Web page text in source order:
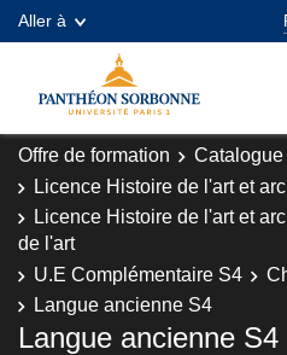
Aller à
Offre de formation
Licence Histoire de l'art et
Licence Histoire de l'art et
de l'art
U.E Complémentaire S4
Langue ancienne S4
Langue ancienne S4